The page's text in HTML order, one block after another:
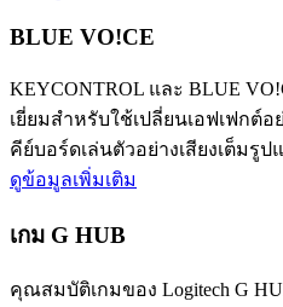
BLUE VO!CE
KEYCONTROL และ BLUE
เยี่ยมสำหรับใช้เปลี่ยนเอฟเฟกต์อ
คีย์บอร์ดเล่นตัวอย่างเสียงเต็มรูป
ดูข้อมูลเพิ่มเติม
เกม G HUB
คุณสมบัติเกมของ Logitech G